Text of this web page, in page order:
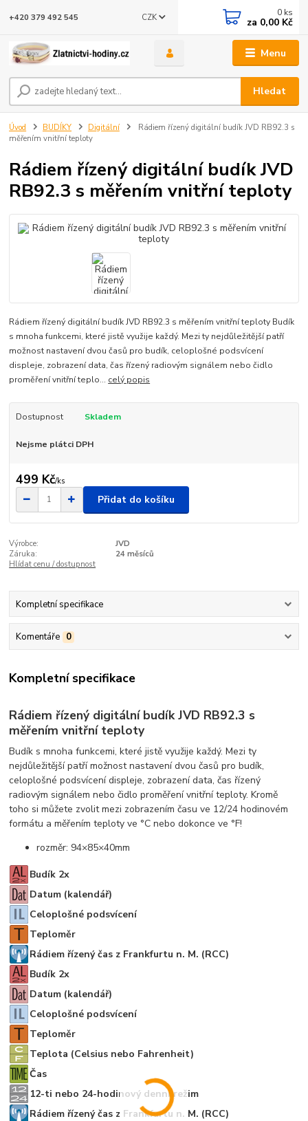
Menu
CZK
Hledat
+420 379 492 545 0 ks
za 0,00 Kč
Úvod BUDÍKY Digitální
Rádiem řízený digitální budík JVD RB92.3 s
měřením vnitřní teploty
Rádiem řízený digitální budík JVD
RB92.3 s měřením vnitřní teploty
Rádiem řízený digitální budík JVD RB92.3 s měřením vnitřní teploty Budík
s mnoha funkcemi, které jistě využije každý. Mezi ty nejdůležitější patří
možnost nastavení dvou časů pro budík, celoplošné podsvícení
displeje, zobrazení data, čas řízený radiovým signálem nebo čidlo
proměření vnitřní teplo... celý popis
Dostupnost Skladem
Nejsme plátci DPH
499 Kč/ks
Přidat do košíku
Výrobce:
JVD
Záruka:
24 měsíců
Hlídat cenu / dostupnost
Kompletní specifikace
Komentáře 0
Kompletní specifikace
Rádiem řízený digitální budík JVD RB92.3 s
měřením vnitřní teploty
Budík s mnoha funkcemi, které jistě využije každý. Mezi ty
nejdůležitější patří možnost nastavení dvou časů pro budík,
celoplošné podsvícení displeje, zobrazení data, čas řízený
radiovým signálem nebo čidlo proměření vnitřní teploty. Kromě
toho si můžete zvolit mezi zobrazením času ve 12/24 hodinovém
formátu a měřením teploty ve °C nebo dokonce ve °F!
rozměr: 94×85×40mm
Budík 2x
Datum (kalendář)
Celoplošné podsvícení
Teploměr
Rádiem řízený čas z Frankfurtu n. M. (RCC)
Budík 2x
Datum (kalendář)
Celoplošné podsvícení
Teploměr
Teplota (Celsius nebo Fahrenheit)
Čas
12-ti nebo 24-hodinový denní režim
Rádiem řízený čas z Frankfurtu n. M. (RCC)